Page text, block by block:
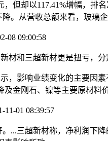
却以117.41%增幅，排
。从营收总额来看，玻璃企
08 09:00:58
和三超新材更是扭亏，分
影响业绩变化的主要因
金刚石、镍等主要原材料
01 08:39:57
三超新材称，净利润下